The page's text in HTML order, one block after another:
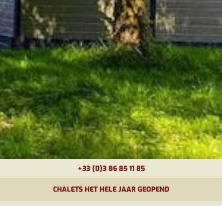
+33 (0)3 86 85 11 85
CHALETS HET HELE JAAR GEOPEND